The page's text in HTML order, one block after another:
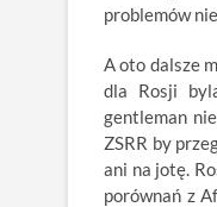
problemów
A oto dalsze
dla Rosji
gentleman
ZSRR by
ani na jotę.
porównań z